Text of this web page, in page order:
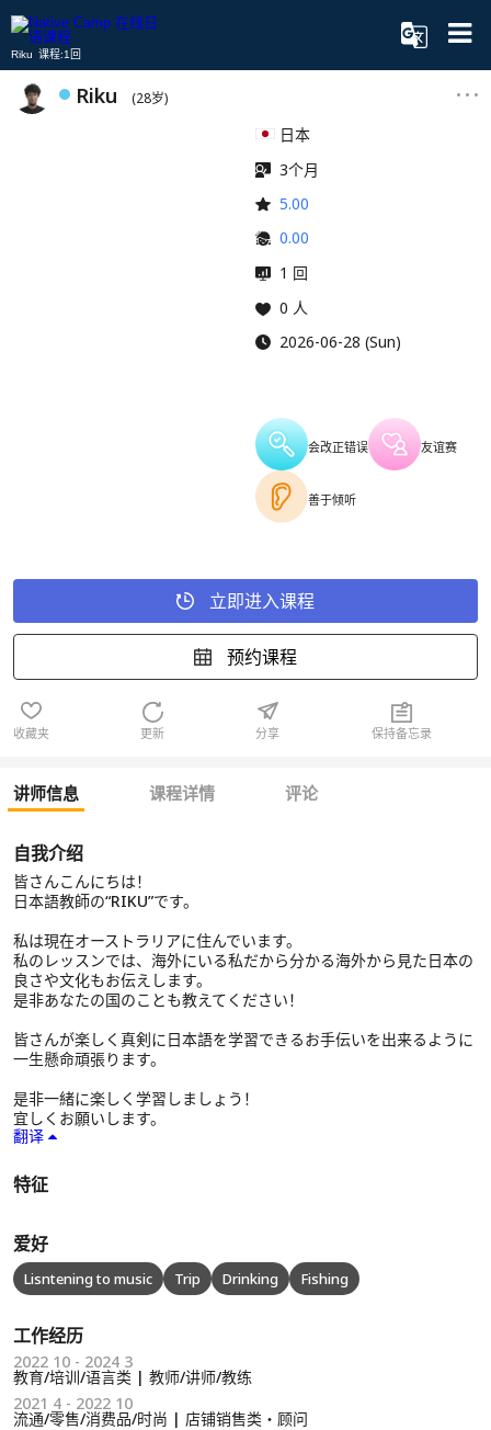
Riku 课程:1回
Riku (28岁)
日本
3个月
5.00
0.00
1 回
0 人
2026-06-28 (Sun)
会改正错误 友谊赛
善于倾听
立即进入课程
预约课程
收藏夹 更新 分享 保持备忘录
讲师信息 课程详情 评论
自我介绍
皆さんこんにちは！
日本語教師の“RIKU”です。
私は現在オーストラリアに住んでいます。
私のレッスンでは、海外にいる私だから分かる海外から見た日本の
良さや文化もお伝えします。
是非あなたの国のことも教えてください！
皆さんが楽しく真剣に日本語を学習できるお手伝いを出来るように
一生懸命頑張ります。
是非一緒に楽しく学習しましょう！
宜しくお願いします。
翻译
特征
爱好
Lisntening to music Trip Drinking Fishing
工作经历
2022 10 - 2024 3
教育/培训/语言类 | 教师/讲师/教练
2021 4 - 2022 10
流通/零售/消费品/时尚 | 店铺销售类・顾问